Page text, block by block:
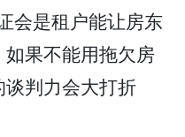
会是租户能让房东
果不能用拖欠房
判力会大打折